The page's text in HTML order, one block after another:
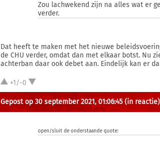
Zou lachwekend zijn na alles wat er
verder.
Dat heeft te maken met het nieuwe
de CHU verder, omdat dan met elkaar botst. Nu
achterban daar ook debet aan. Eindelijk kan er
+1/-0
Gepost op 30 september 2021, 01:06:45 (in reactie)
open/sluit de onderstaande quote: